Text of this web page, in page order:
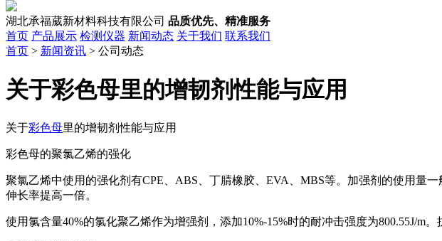
湖北承福葳新材料科技有限公司 品质优先、精准服务
首页 产品展示 检测仪器 新闻动态 关于我们 联系我们
首页 > 新闻资讯 > 公司动态
关于彩色母里的增韧剂性能与应用
关于彩色母里的增韧剂性能与应用
彩色母的聚氯乙烯的强化
聚氯乙烯中使用的强化剂有CPE、ABS、丁腈橡胶、EVA、MBS等。加强剂的使用量
伸长率提高一倍。
使用氯含量40%的氯化聚乙烯作为增强剂，添加10%-15%时的耐冲击强度为800.55J/m